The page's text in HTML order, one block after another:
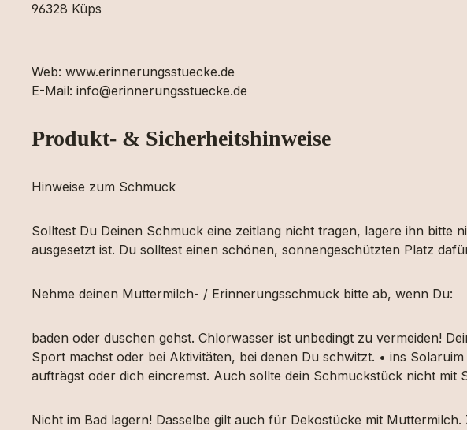
96328 Küps
Web: www.erinnerungsstuecke.de
E-Mail: info@erinnerungsstuecke.de
Produkt- & Sicherheitshinweise
Hinweise zum Schmuck
Solltest Du Deinen Schmuck eine zeitlang nicht tragen, lagere ihn
ausgesetzt ist. Du solltest einen schönen, sonnengeschützten Platz
Nehme deinen Muttermilch- / Erinnerungsschmuck bitte ab, wenn Du:
baden oder duschen gehst. Chlorwasser ist unbedingt zu vermeiden!
Sport machst oder bei Aktivitäten, bei denen Du schwitzt. • ins
aufträgst oder dich eincremst. Auch sollte dein Schmuckstück nicht mit
Nicht im Bad lagern! Dasselbe gilt auch für Dekostücke mit